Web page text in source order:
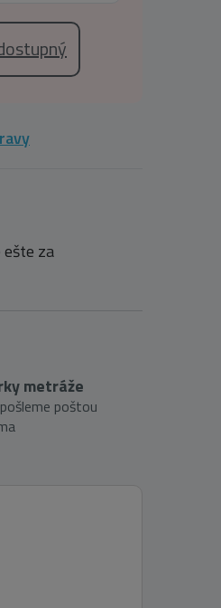
za
metráže
poštou